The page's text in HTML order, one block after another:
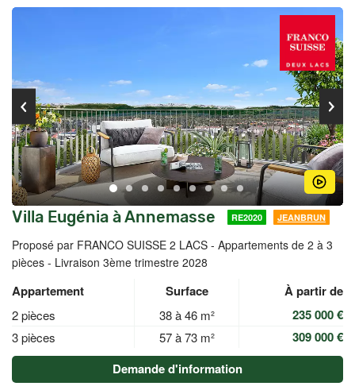
Villa Eugénia à Annemasse RE2020 JEANBRUN
Proposé par FRANCO SUISSE 2 LACS - Appartements de 2 à 3
pièces - Livraison 3ème trimestre 2028
Appartement Surface À partir de
2 pièces 38 à 46 m² 235 000 €
3 pièces 57 à 73 m²
309 000 €
Demande d'information